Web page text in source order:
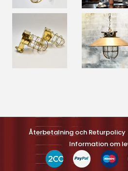
Återbetalning och Returpolicy
Information om
Turns on site high speed to be
engines.